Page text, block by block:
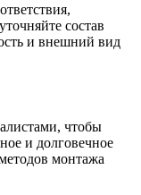
состав
и внешний вид
чтобы
и долговечное
монтажа